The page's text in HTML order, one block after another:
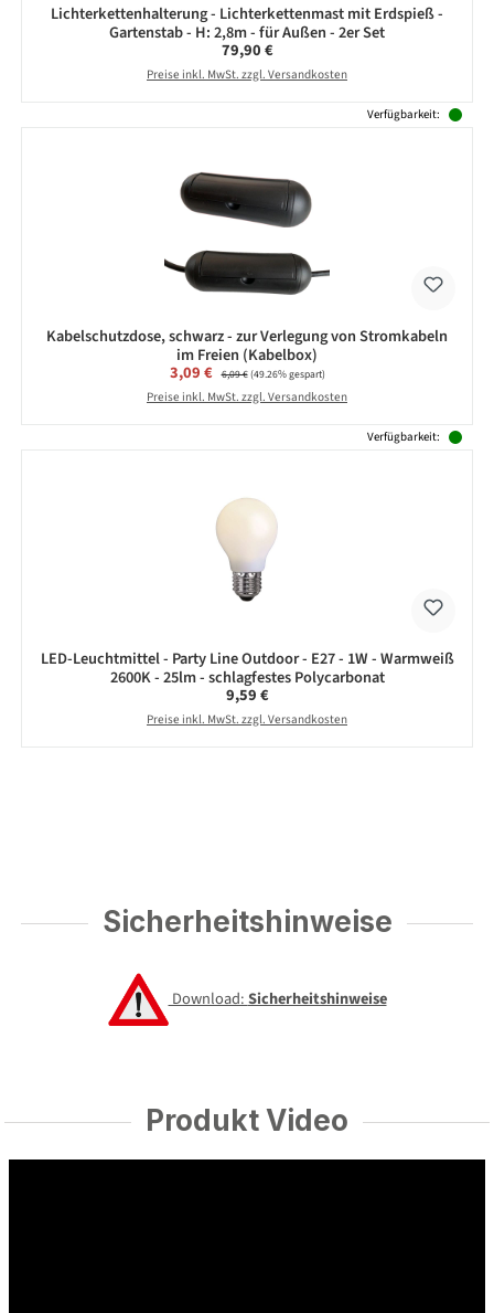
Lichterkettenhalterung - Lichterkettenmast mit Erdspieß -
Gartenstab - H: 2,8m - für Außen - 2er Set
Regulärer Preis:
79,90 €
Preise inkl. MwSt. zzgl. Versandkosten
Verfügbarkeit:
Kabelschutzdose, schwarz - zur Verlegung von Stromkabeln
im Freien (Kabelbox)
Verkaufspreis:
3,09 € Regulärer Preis:
6,09 €(49.26% gespart)
Preise inkl. MwSt. zzgl. Versandkosten
Verfügbarkeit:
LED-Leuchtmittel - Party Line Outdoor - E27 - 1W - Warmweiß
2600K - 25lm - schlagfestes Polycarbonat
Regulärer Preis:
9,59 €
Preise inkl. MwSt. zzgl. Versandkosten
Sicherheitshinweise
Download:Sicherheitshinweise
Produkt Video